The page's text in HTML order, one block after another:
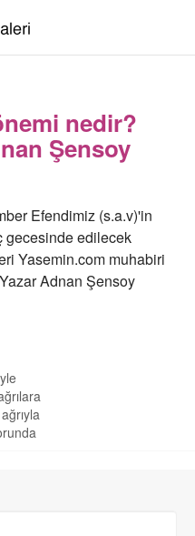
nedir?
Şensoy
Efendimiz (s.a.v)'in
gecesinde edilecek
Yasemin.com muhabiri
Adnan Şensoy